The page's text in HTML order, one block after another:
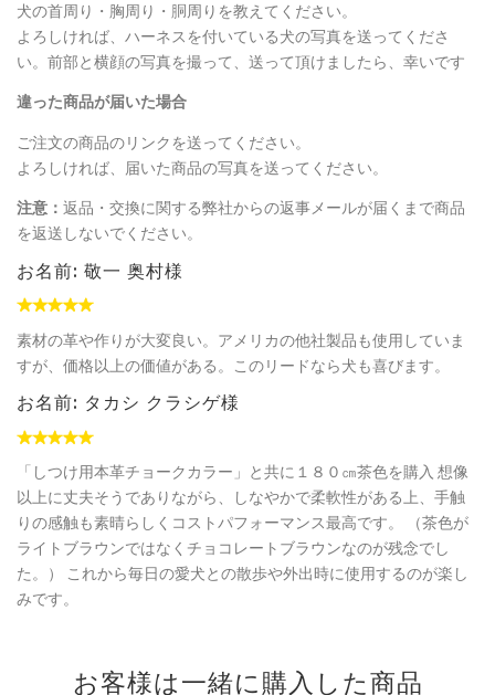
犬の首周り・胸周り・胴周りを教えてください。
よろしければ、ハーネスを付いている犬の写真を送ってくださ
い。前部と横顔の写真を撮って、送って頂けましたら、幸いです
違った商品が届いた場合
ご注文の商品のリンクを送ってください。
よろしければ、届いた商品の写真を送ってください。
注意： 返品・交換に関する弊社からの返事メールが届くまで商品
を返送しないでください。
お名前: 敬一 奥村様
素材の革や作りが大変良い。アメリカの他社製品も使用していま
すが、価格以上の価値がある。このリードなら犬も喜びます。
お名前: タカシ クラシゲ様
「しつけ用本革チョークカラー」と共に１８０㎝茶色を購入 想像
以上に丈夫そうでありながら、しなやかで柔軟性がある上、手触
りの感触も素晴らしくコストパフォーマンス最高です。 （茶色が
ライトブラウンではなくチョコレートブラウンなのが残念でし
た。） これから毎日の愛犬との散歩や外出時に使用するのが楽し
みです。
お客様は一緒に購入した商品